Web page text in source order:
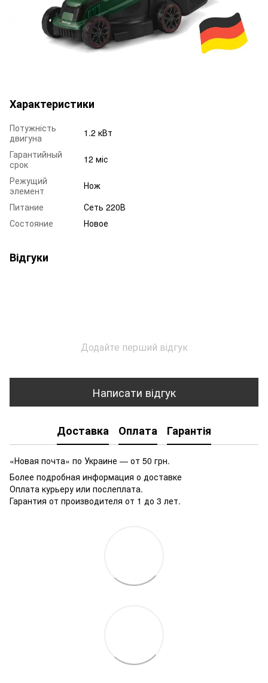
Характеристики
Потужність
двигуна
1.2 кВт
Гарантийный
срок
12 міс
Режущий
элемент
Нож
Питание
Сеть 220В
Состояние
Новое
Відгуки
Додайте перший відгук
Написати відгук
Доставка Оплата Гарантія
«Новая почта» по Украине — от 50 грн.
Более подробная информация о доставке
Оплата курьеру или послеплата.
Гарантия от производителя от 1 до 3 лет.